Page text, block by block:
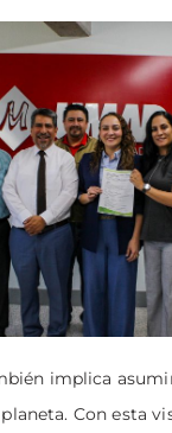
implica
Con esta